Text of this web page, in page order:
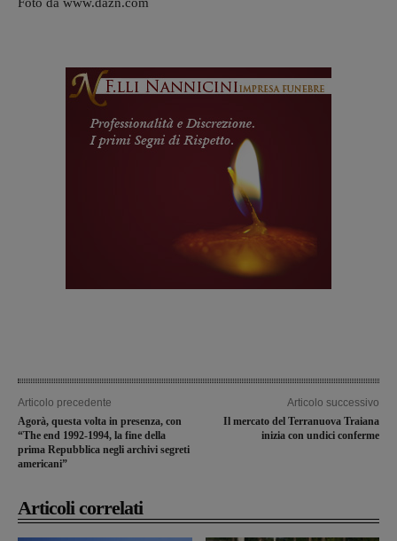
Articolo precedente
Agorà, questa volta in presenza, con
“The end 1992-1994, la fine della
prima Repubblica negli archivi segreti
americani”
Articolo successivo
Il mercato del Terranuova Traiana
inizia con undici conferme
Articoli correlati